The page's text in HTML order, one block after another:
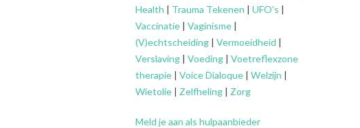
Health | Trauma Tekenen | UFO’s |
Vaccinatie | Vaginisme |
(V)echtscheiding | Vermoeidheid |
Verslaving | Voeding | Voetreflexzone
therapie | Voice Dialoque | Welzijn |
Wietolie | Zelfheling | Zorg
Meld je aan als hulpaanbieder